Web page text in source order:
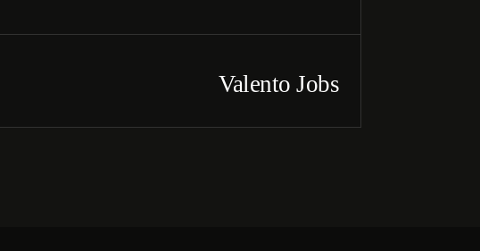
Valento Jobs